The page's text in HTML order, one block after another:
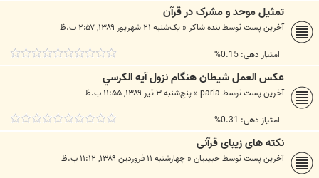
تمثیل موحد و مشرک در قرآن
آخرین پست توسطبنده شاکر« یک‌شنبه ۲۱ شهریور ۱۳۸۹, ۲:۵۷ ب.ظ
امتیاز دهی: 0.15%
عكس العمل شيطان هنگام نزول آيه الكرسي
آخرین پست توسطparia
« پنج‌شنبه ۳ تیر ۱۳۸۹, ۱۱:۵۵ ب.ظ
امتیاز دهی: 0.31%
نکته های زیبای قرآنی
آخرین پست توسطحبیبیان« چهارشنبه ۱۱ فروردین ۱۳۸۹, ۱۱:۱۲ ب.ظ